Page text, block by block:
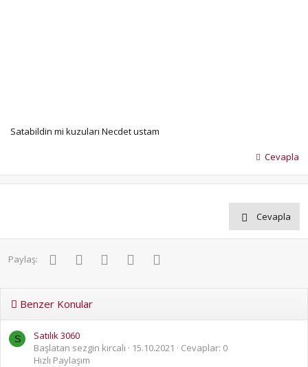
Satabildin mi kuzuları Necdet ustam
Cevapla
Cevapla
Paylaş: FacebookTwitter PinterestWhatsApp
Benzer Konular
S
Satılık 3060
Başlatan sezgin kırcalı
15.10.2021
Cevaplar: 0
Hızlı Paylaşım